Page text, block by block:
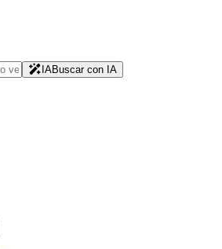
IABuscar con IA